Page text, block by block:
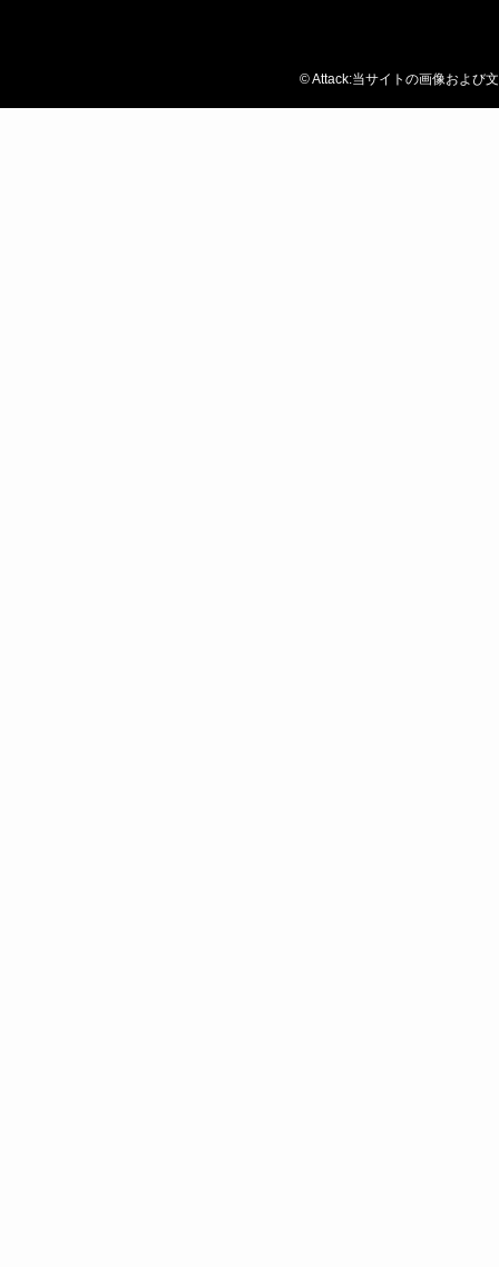
©Attack:当サイトの画像および